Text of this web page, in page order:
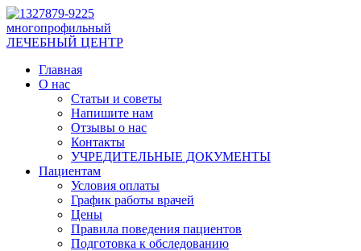
многопрофильный
ЛЕЧЕБНЫЙ ЦЕНТР
Главная
О нас
Статьи и советы
Напишите нам
Отзывы о нас
Контакты
УЧРЕДИТЕЛЬНЫЕ ДОКУМЕНТЫ
Пациентам
Условия оплаты
График работы врачей
Цены
Правила поведения пациентов
Подготовка к обследованию